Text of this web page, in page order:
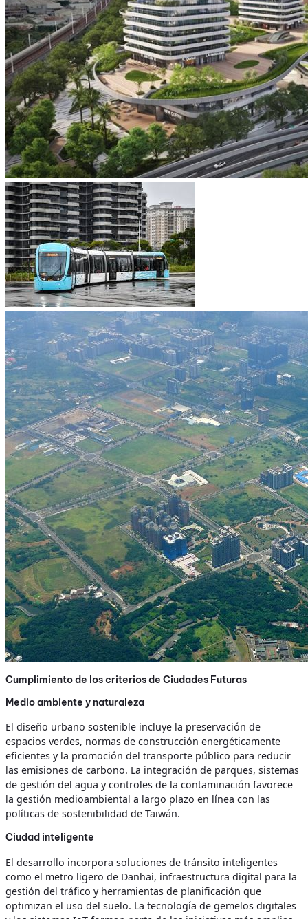
Cumplimiento de los criterios de Ciudades Futuras
Medio ambiente y naturaleza
El diseño urbano sostenible incluye la preservación de
espacios verdes, normas de construcción energéticamente
eficientes y la promoción del transporte público para reducir
las emisiones de carbono. La integración de parques, sistemas
de gestión del agua y controles de la contaminación favorece
la gestión medioambiental a largo plazo en línea con las
políticas de sostenibilidad de Taiwán.
Ciudad inteligente
El desarrollo incorpora soluciones de tránsito inteligentes
como el metro ligero de Danhai, infraestructura digital para la
gestión del tráfico y herramientas de planificación que
optimizan el uso del suelo. La tecnología de gemelos digitales